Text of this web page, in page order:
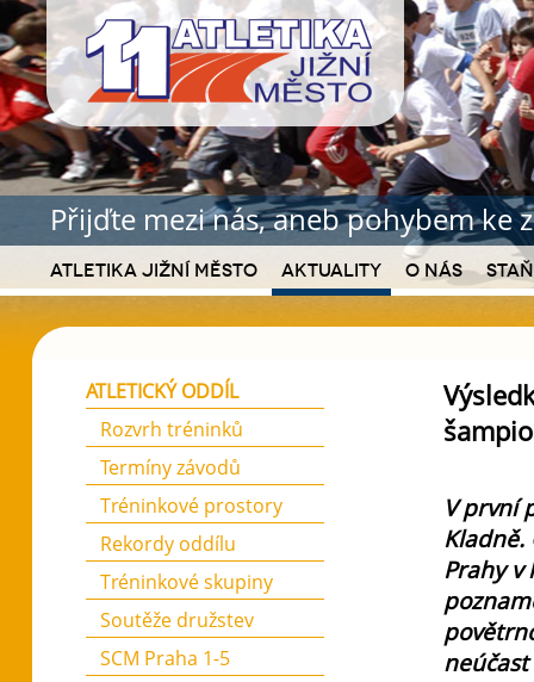
Přijďte mezi nás, aneb pohybem ke
Atletika Jižní Město Aktuality O nás
V první
Kladně.
Prahy v
ATLETICKÝ ODDÍL
Rozvrh tréninků
Termíny závodů
Tréninkové prostory
Rekordy oddílu
Tréninkové skupiny
Soutěže družstev
SCM Praha 1-5